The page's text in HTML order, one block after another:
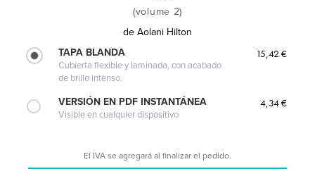
(volume 2)
de Aolani Hilton
TAPA BLANDA
Cubierta flexible y laminada, con acabado
de brillo intenso.
15,42 €
VERSIÓN EN PDF INSTANTÁNEA
Visible en cualquier dispositivo
4,34 €
El IVA se agregará al finalizar el pedido.